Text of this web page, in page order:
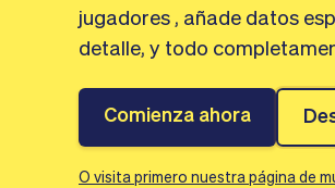
jugadores , añade datos
detalle, y todo
Comienza ahora
O visita primero nuestra página de